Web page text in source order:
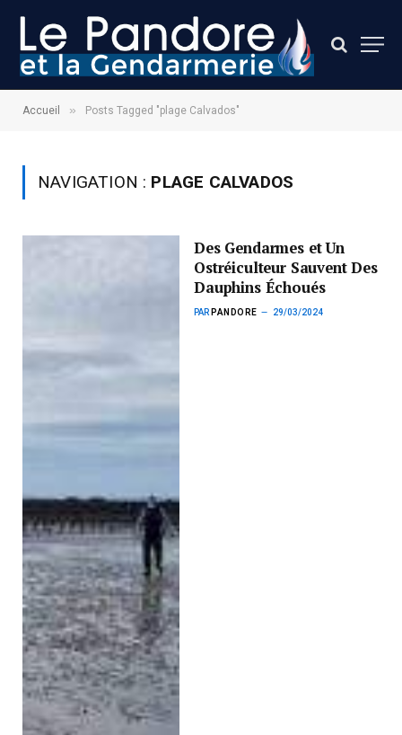
Accueil » Posts Tagged "plage Calvados"
NAVIGATION : PLAGE CALVADOS
Des Gendarmes et Un
Ostréiculteur Sauvent Des
Dauphins Échoués
PAR PANDORE 29/03/2024